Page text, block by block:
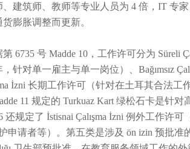
建筑师、教师等专业人员为 4 倍，IT 专
膨胀调整而更新。
6735 号 Madde 10，工作许可分为 Süreli
针对单一雇主与单一岗位）、Bağımsız
İzni 长期工作许可（针对在土耳其合法
11 规定的 Turkuaz Kart 绿松石卡是针
还规定了 İstisnai Çalışma İzni 例外工作许
申请者等）。第五类是涉及 ön izin 预批准